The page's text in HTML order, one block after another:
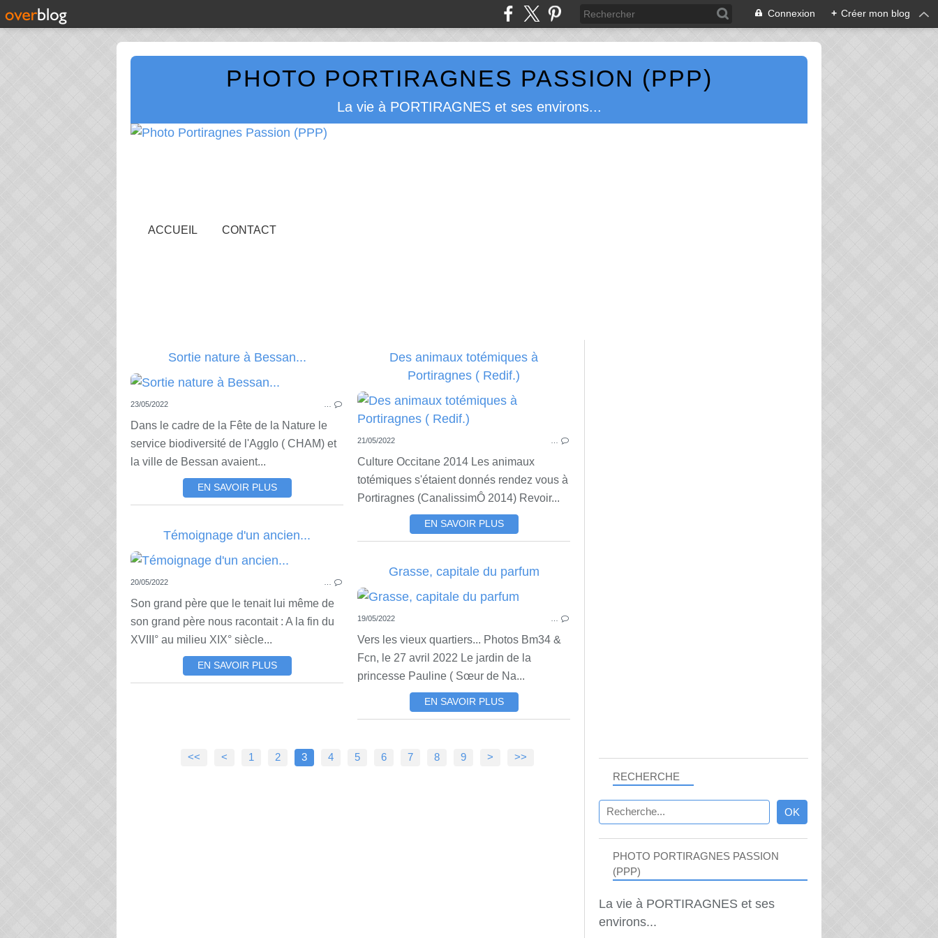
Connexion + Créer mon blog
PHOTO PORTIRAGNES PASSION (PPP)
La vie à PORTIRAGNES et ses environs...
ACCUEIL CONTACT
Sortie nature à Bessan...
VILLAGE VOISIN
23/05/2022
Dans le cadre de la Fête de la Nature le
service biodiversité de l'Agglo ( CHAM) et
la ville de Bessan avaient...
EN SAVOIR PLUS
Des animaux totémiques à
Portiragnes ( Redif.)
21/05/2022
Culture Occitane 2014 Les animaux
totémiques s'étaient donnés rendez vous à
Portiragnes (CanalissimÔ 2014) Revoir...
EN SAVOIR PLUS
Témoignage d'un ancien...
HISTOIRE LOCALE
20/05/2022
Son grand père que le tenait lui même de
son grand père nous racontait : A la fin du
XVIII° au milieu XIX° siècle...
EN SAVOIR PLUS
Grasse, capitale du parfum
19/05/2022
Vers les vieux quartiers... Photos Bm34 &
Fcn, le 27 avril 2022 Le jardin de la
princesse Pauline ( Sœur de Na...
EN SAVOIR PLUS
<< < 1 2 3 4 5 6 7 8 9 >
>>
RECHERCHE
PHOTO PORTIRAGNES PASSION
(PPP)
La vie à PORTIRAGNES et ses
environs...